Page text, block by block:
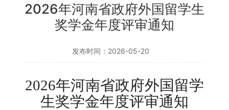
2026年河南省政府外国留学生
奖学金年度评审通知
发布时间：2026-05-20
2026年河南省政府外国留学
生奖学金年度评审通知